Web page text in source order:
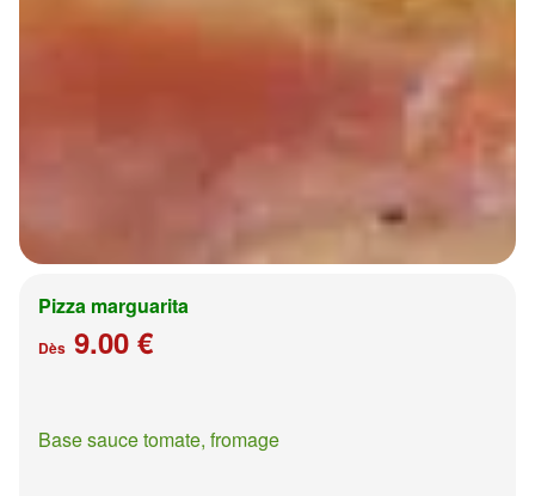
Pizza marguarita
Dès 9.00 €
Base sauce tomate, fromage